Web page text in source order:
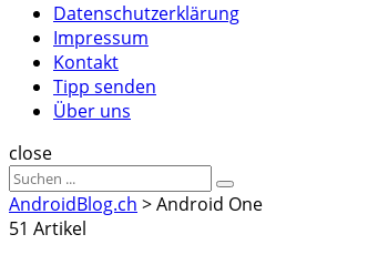
Datenschutzerklärung
Impressum
Kontakt
Tipp senden
Über uns
Suche
close
Sucheergebnisse
für
Suche
AndroidBlog.ch >Android One
51 Artikel